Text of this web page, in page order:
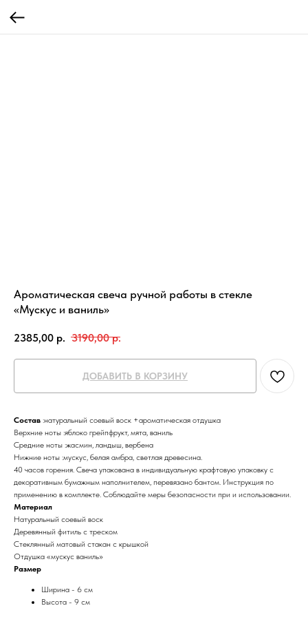
Ароматическая свеча ручной работы в стекле
«Мускус и ваниль»
2385,00 р. 3190,00 р.
ДОБАВИТЬ В КОРЗИНУ
Состав :натуральный соевый воск +ароматическая отдушка
Верхние ноты :яблоко грейпфрукт, мята, ваниль
Средние ноты :жасмин, ландыш, вербена
Нижние ноты :мускус, белая амбра, светлая древесина.
40 часов горения. Свеча упакована в индивидуальную крафтовую упаковку с
декоративным бумажным наполнителем, перевязано бантом. Инструкция по
применению в комплекте. Соблюдайте меры безопасности при и использовании.
Материал
Натуральный соевый воск
Деревянный фитиль с треском
Стеклянный матовый стакан с крышкой
Отдушка «мускус ваниль»
Размер
Ширина - 6 см
Высота - 9 см